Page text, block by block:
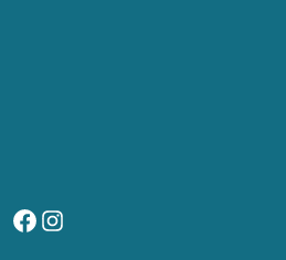
visitez notre page facebook
suivez notre compte instagram